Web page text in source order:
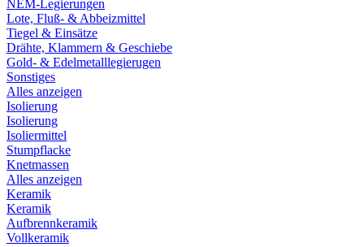
NEM-Legierungen
Lote, Fluß- & Abbeizmittel
Tiegel & Einsätze
Drähte, Klammern & Geschiebe
Gold- & Edelmetalllegierugen
Sonstiges
Alles anzeigen
Isolierung
Isolierung
Isoliermittel
Stumpflacke
Knetmassen
Alles anzeigen
Keramik
Keramik
Aufbrennkeramik
Vollkeramik